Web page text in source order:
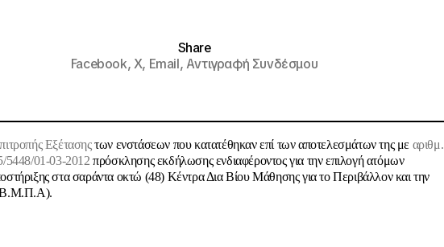
Share
Facebook,X, Email,Αντιγραφή Συνδέσμου
Εξέτασηςτων ενστάσεων που κατατέθηκαν επί των αποτελεσμάτων της με αριθμ.
5448/01-03-2012 πρόσκλησης εκδήλωσης ενδιαφέροντος για την επιλογή ατόμων
στα σαράντα οκτώ (48) Κέντρα Δια Βίου Μάθησης για το Περιβάλλον και την